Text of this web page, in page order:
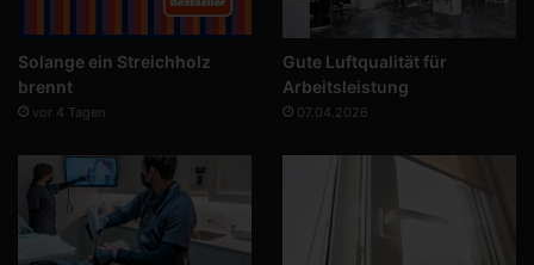
Solange ein Streichholz
brennt
vor 4 Tagen
Gute Luftqualität für
Arbeitsleistung
07.04.2026